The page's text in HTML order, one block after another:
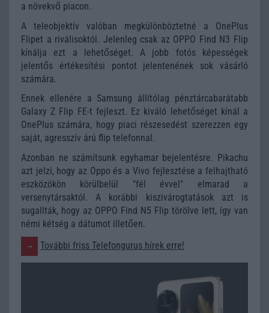
a növekvő piacon.
A teleobjektív valóban megkülönböztetné a OnePlus
Flipet a riválisoktól. Jelenleg csak az OPPO Find N3 Flip
kínálja ezt a lehetőséget. A jobb fotós képességek
jelentős értékesítési pontot jelentenének sok vásárló
számára.
Ennek ellenére a Samsung állítólag pénztárcabarátabb
Galaxy Z Flip FE-t fejleszt. Ez kiváló lehetőséget kínál a
OnePlus számára, hogy piaci részesedést szerezzen egy
saját, agresszív árú flip telefonnal.
Azonban ne számítsunk egyhamar bejelentésre. Pikachu
azt jelzi, hogy az Oppo és a Vivo fejlesztése a felhajtható
eszközökön körülbelül "fél évvel" elmarad a
versenytársaktól. A korábbi kiszivárogtatások azt is
sugallták, hogy az OPPO Find N5 Flip törölve lett, így van
némi kétség a dátumot illetően.
További friss Telefongurus hírek erre!